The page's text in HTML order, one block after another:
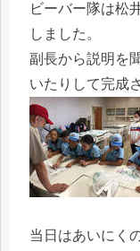
ビーバー隊は松
しました。
副長から説明を
いたりして完成
当日はあいにく